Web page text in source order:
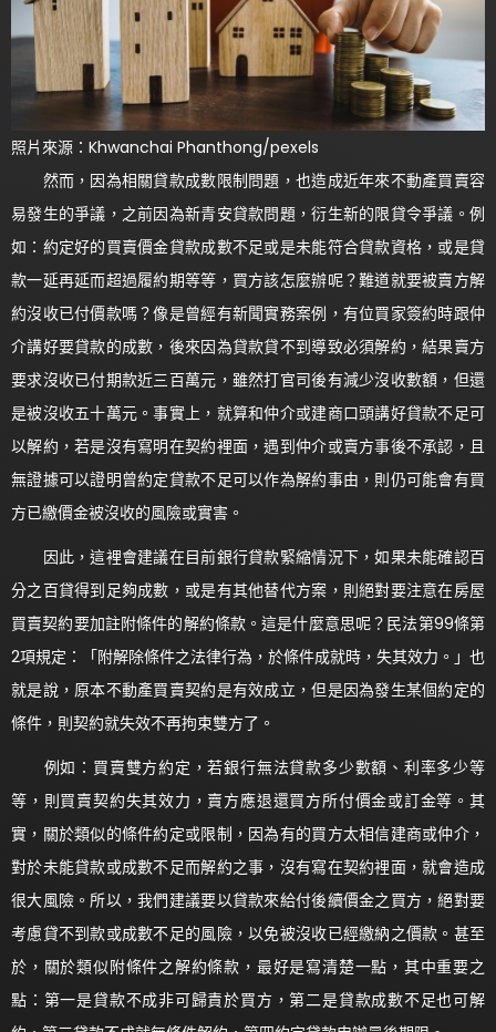
照片來源：Khwanchai Phanthong/pexels
然而，因為相關貸款成數限制問題，也造成近年來不動產買賣容
易發生的爭議，之前因為新青安貸款問題，衍生新的限貸令爭議。例
如：約定好的買賣價金貸款成數不足或是未能符合貸款資格，或是貸
款一延再延而超過履約期等等，買方該怎麼辦呢？難道就要被賣方解
約沒收已付價款嗎？像是曾經有新聞實務案例，有位買家簽約時跟仲
介講好要貸款的成數，後來因為貸款貸不到導致必須解約，結果賣方
要求沒收已付期款近三百萬元，雖然打官司後有減少沒收數額，但還
是被沒收五十萬元。事實上，就算和仲介或建商口頭講好貸款不足可
以解約，若是沒有寫明在契約裡面，遇到仲介或賣方事後不承認，且
無證據可以證明曾約定貸款不足可以作為解約事由，則仍可能會有買
方已繳價金被沒收的風險或實害。
因此，這裡會建議在目前銀行貸款緊縮情況下，如果未能確認百
分之百貸得到足夠成數，或是有其他替代方案，則絕對要注意在房屋
買賣契約要加註附條件的解約條款。這是什麼意思呢？民法第99條第
2項規定：「附解除條件之法律行為，於條件成就時，失其效力。」也
就是說，原本不動產買賣契約是有效成立，但是因為發生某個約定的
條件，則契約就失效不再拘束雙方了。
例如：買賣雙方約定，若銀行無法貸款多少數額、利率多少等
等，則買賣契約失其效力，賣方應退還買方所付價金或訂金等。其
實，關於類似的條件約定或限制，因為有的買方太相信建商或仲介，
對於未能貸款或成數不足而解約之事，沒有寫在契約裡面，就會造成
很大風險。所以，我們建議要以貸款來給付後續價金之買方，絕對要
考慮貸不到款或成數不足的風險，以免被沒收已經繳納之價款。甚至
於，關於類似附條件之解約條款，最好是寫清楚一點，其中重要之
點：第一是貸款不成非可歸責於買方，第二是貸款成數不足也可解